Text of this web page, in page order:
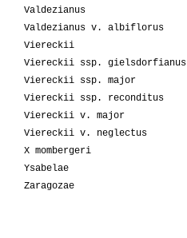
Valdezianus
Valdezianus v. albiflorus
Viereckii
Viereckii ssp. gielsdorfianus
Viereckii ssp. major
Viereckii ssp. reconditus
Viereckii v. major
Viereckii v. neglectus
X mombergeri
Ysabelae
Zaragozae